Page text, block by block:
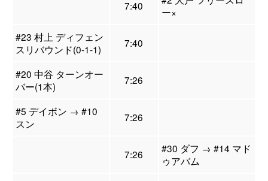
7:40
ー×
#23 村上 ディフェン
スリバウンド(0-1-1)
7:40
#20 中谷 ターンオー
バー(1本)
7:26
#5 デイボン → #10
スン
7:26
7:26
#30 ダフ → #14 マド
ゥアバム